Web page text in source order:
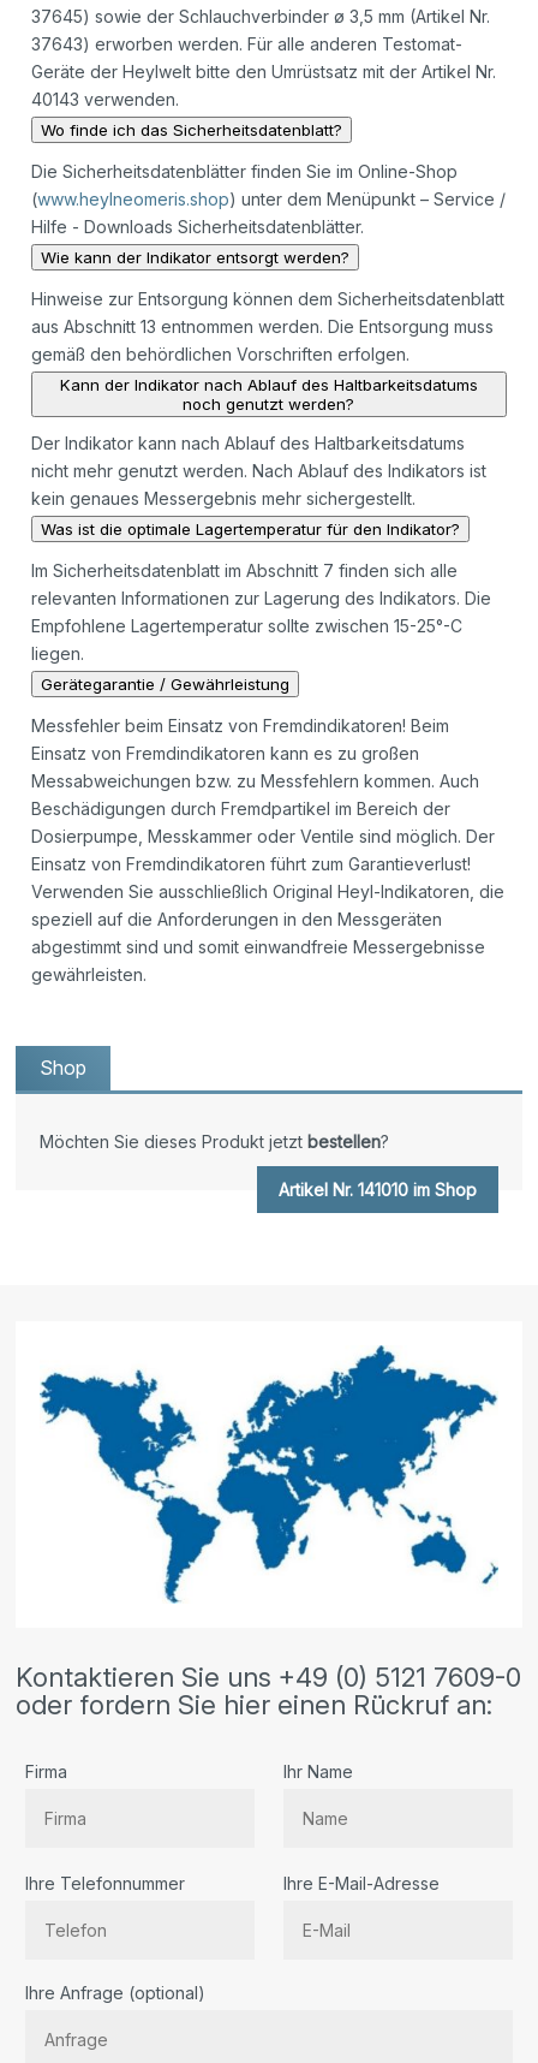
37645) sowie der Schlauchverbinder ø 3,5 mm (Artikel Nr.
37643) erworben werden. Für alle anderen Testomat-
Geräte der Heylwelt bitte den Umrüstsatz mit der Artikel Nr.
40143 verwenden.
Wo finde ich das Sicherheitsdatenblatt?
Die Sicherheitsdatenblätter finden Sie im Online-Shop
(www.heylneomeris.shop) unter dem Menüpunkt – Service /
Hilfe - Downloads Sicherheitsdatenblätter.
Wie kann der Indikator entsorgt werden?
Hinweise zur Entsorgung können dem Sicherheitsdatenblatt
aus Abschnitt 13 entnommen werden. Die Entsorgung muss
gemäß den behördlichen Vorschriften erfolgen.
Kann der Indikator nach Ablauf des Haltbarkeitsdatums
noch genutzt werden?
Der Indikator kann nach Ablauf des Haltbarkeitsdatums
nicht mehr genutzt werden. Nach Ablauf des Indikators ist
kein genaues Messergebnis mehr sichergestellt.
Was ist die optimale Lagertemperatur für den Indikator?
Im Sicherheitsdatenblatt im Abschnitt 7 finden sich alle
relevanten Informationen zur Lagerung des Indikators. Die
Empfohlene Lagertemperatur sollte zwischen 15-25°-C
liegen.
Gerätegarantie / Gewährleistung
Messfehler beim Einsatz von Fremdindikatoren! Beim
Einsatz von Fremdindikatoren kann es zu großen
Messabweichungen bzw. zu Messfehlern kommen. Auch
Beschädigungen durch Fremdpartikel im Bereich der
Dosierpumpe, Messkammer oder Ventile sind möglich. Der
Einsatz von Fremdindikatoren führt zum Garantieverlust!
Verwenden Sie ausschließlich Original Heyl-Indikatoren, die
speziell auf die Anforderungen in den Messgeräten
abgestimmt sind und somit einwandfreie Messergebnisse
gewährleisten.
Shop
Möchten Sie dieses Produkt jetzt bestellen?
Artikel Nr. 141010 im Shop
Kontaktieren Sie uns +49 (0) 5121 7609-0
oder fordern Sie hier einen Rückruf an:
Firma Ihr Name
Ihre Telefonnummer Ihre E-Mail-Adresse
Ihre Anfrage (optional)